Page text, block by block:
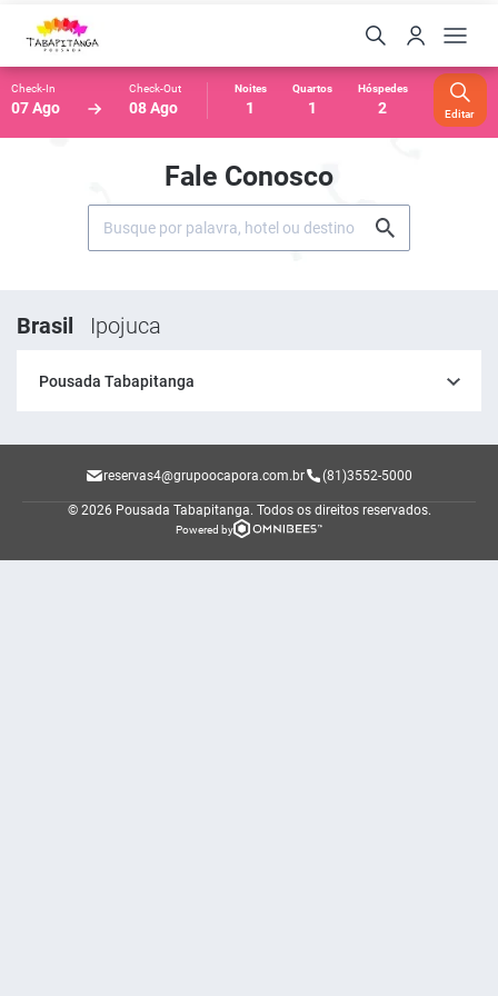
Check-In
07 Ago
Check-Out
08 Ago
Noites
1
Quartos
1
Hóspedes
2 Editar
Fale Conosco
Brasil Ipojuca
Pousada Tabapitanga
reservas4@grupoocapora.com.br (81)3552-5000
© 2026 Pousada Tabapitanga. Todos os direitos reservados.
Powered by